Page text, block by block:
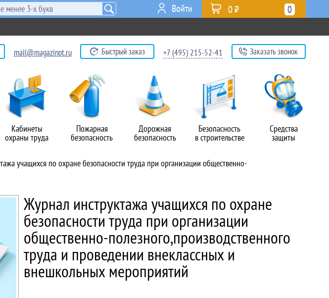
Кабинеты
охраны труда
Пожарная
безопасность
Дорожная
безопасность
Безопасность
в строительстве
Средства
защиты
0
0 ₽
Войти
mail@magazinot.ru Быстрый заказ +7 (495) 215-52-41 Заказать звонок
учащихся по охране безопасности труда при организации общественно-
Журнал инструктажа учащихся по охране
безопасности труда при организации
общественно-полезного,производственного
труда и проведении внеклассных и
внешкольных мероприятий